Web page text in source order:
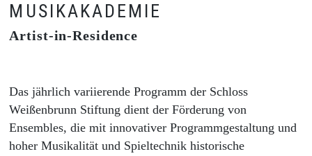
MUSIKAKADEMIE
Artist-in-Residence
Das jährlich variierende Programm der Schloss
Weißenbrunn Stiftung dient der Förderung von
Ensembles, die mit innovativer Programmgestaltung und
hoher Musikalität und Spieltechnik historische